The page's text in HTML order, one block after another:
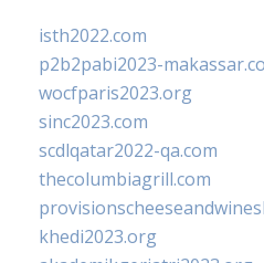
isth2022.com
p2b2pabi2023-
wocfparis2023.org
sinc2023.com
scdlqatar2022-qa.com
thecolumbiagrill.com
khedi2023.org